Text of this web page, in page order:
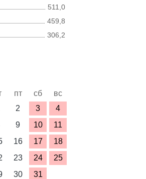
511,0
459,8
306,2
пт сб
вс
2 3
4
9 10
11
16 17
18
23 24
25
30 31